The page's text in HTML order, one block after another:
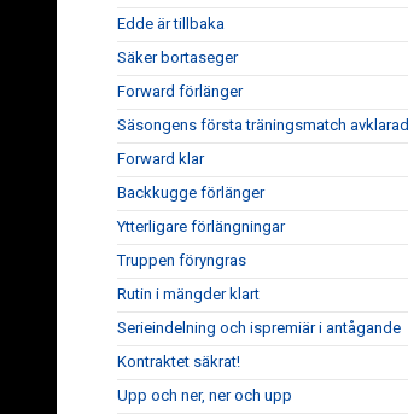
Edde är tillbaka
Säker bortaseger
Forward förlänger
Säsongens första träningsmatch avklarad
Forward klar
Backkugge förlänger
Ytterligare förlängningar
Truppen föryngras
Rutin i mängder klart
Serieindelning och ispremiär i antågande
Kontraktet säkrat!
Upp och ner, ner och upp